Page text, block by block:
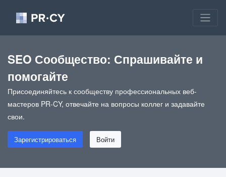
SEO Сообщество: Спрашивайте и
помогайте
Присоединяйтесь к сообществу профессиональных веб-
мастеров PR-CY, отвечайте на вопросы коллег и задавайте
свои.
Зарегистрироваться Войти